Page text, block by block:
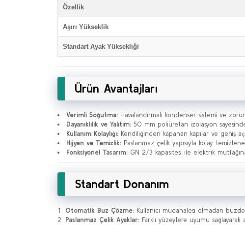
Özellik
Aşırı Yükseklik
Standart Ayak Yüksekliği
Ürün Avantajları
Verimli Soğutma: Havalandırmalı kondenser sistemi ve
Dayanıklılık ve Yalıtım: 50 mm poliüretan izolasyon
Kullanım Kolaylığı: Kendiliğinden kapanan kapılar ve geniş
Hijyen ve Temizlik: Paslanmaz çelik yapısıyla kolay
Fonksiyonel Tasarım: GN 2/3 kapasitesi ile elektrik
Standart Donanım
Otomatik Buz Çözme: Kullanıcı müdahalesi olmadan
Paslanmaz Çelik Ayaklar: Farklı yüzeylere uyumu sağlayarak